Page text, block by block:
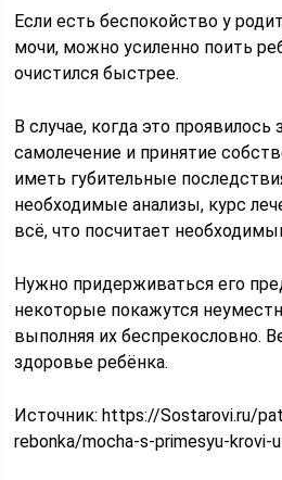
Если есть беспокойство у
мочи, можно усиленно поить
очистился быстрее.
В случае, когда это проявилось
самолечение и принятие
иметь губительные
необходимые анализы, курс
всё, что посчитает
Нужно придерживаться его
некоторые покажутся
выполняя их беспрекословно.
здоровье ребёнка.
Источник:https://Sostarovi.ru/
rebonka/mocha-s-primesyu-krovi-